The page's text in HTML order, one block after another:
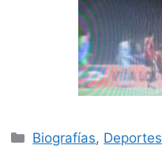
Categorías
Biografías, Deportes